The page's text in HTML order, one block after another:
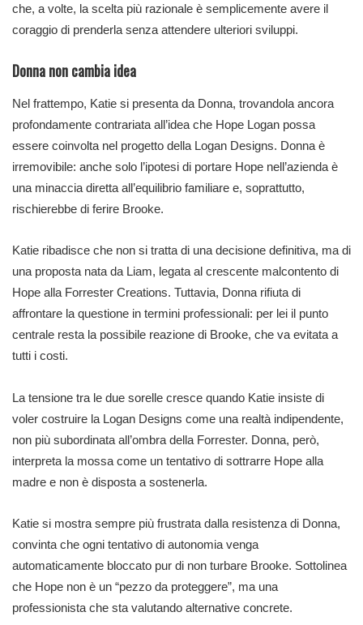
che, a volte, la scelta più razionale è semplicemente avere il
coraggio di prenderla senza attendere ulteriori sviluppi.
Donna non cambia idea
Nel frattempo, Katie si presenta da Donna, trovandola ancora
profondamente contrariata all’idea che Hope Logan possa
essere coinvolta nel progetto della Logan Designs. Donna è
irremovibile: anche solo l’ipotesi di portare Hope nell’azienda è
una minaccia diretta all’equilibrio familiare e, soprattutto,
rischierebbe di ferire Brooke.
Katie ribadisce che non si tratta di una decisione definitiva, ma di
una proposta nata da Liam, legata al crescente malcontento di
Hope alla Forrester Creations. Tuttavia, Donna rifiuta di
affrontare la questione in termini professionali: per lei il punto
centrale resta la possibile reazione di Brooke, che va evitata a
tutti i costi.
La tensione tra le due sorelle cresce quando Katie insiste di
voler costruire la Logan Designs come una realtà indipendente,
non più subordinata all’ombra della Forrester. Donna, però,
interpreta la mossa come un tentativo di sottrarre Hope alla
madre e non è disposta a sostenerla.
Katie si mostra sempre più frustrata dalla resistenza di Donna,
convinta che ogni tentativo di autonomia venga
automaticamente bloccato pur di non turbare Brooke. Sottolinea
che Hope non è un “pezzo da proteggere”, ma una
professionista che sta valutando alternative concrete.